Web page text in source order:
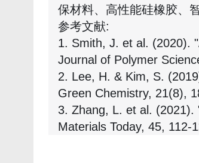
保材料、高性能硅橡胶、
参考文献:
1. Smith, J. et al. (2020).
Journal of Polymer
2. Lee, H. & Kim, S.
Green Chemistry, 21(8),
3. Zhang, L. et al. (2021).
Materials Today, 45, 112-